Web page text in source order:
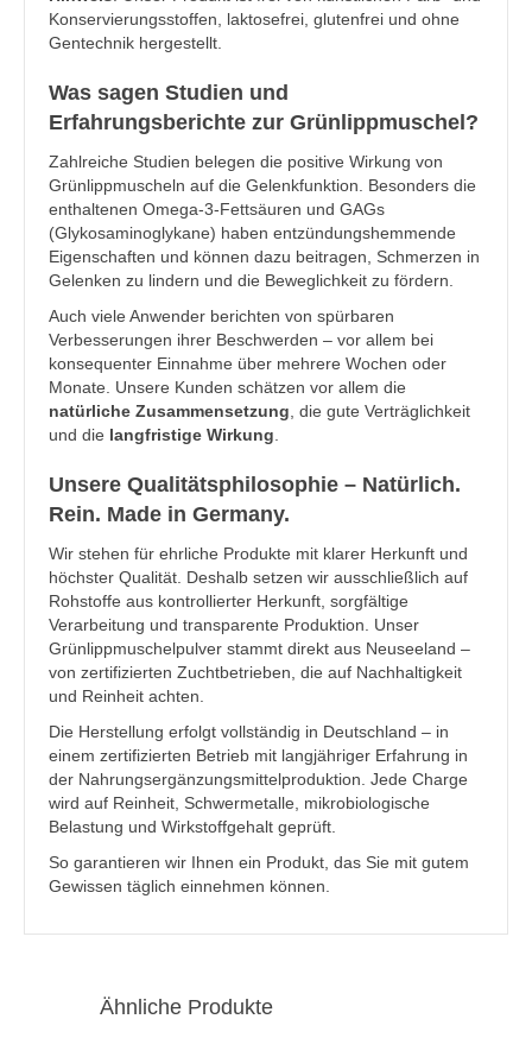
Konservierungsstoffen, laktosefrei, glutenfrei und ohne
Gentechnik hergestellt.
Was sagen Studien und
Erfahrungsberichte zur Grünlippmuschel?
Zahlreiche Studien belegen die positive Wirkung von
Grünlippmuscheln auf die Gelenkfunktion. Besonders die
enthaltenen Omega-3-Fettsäuren und GAGs
(Glykosaminoglykane) haben entzündungshemmende
Eigenschaften und können dazu beitragen, Schmerzen in
Gelenken zu lindern und die Beweglichkeit zu fördern.
Auch viele Anwender berichten von spürbaren
Verbesserungen ihrer Beschwerden – vor allem bei
konsequenter Einnahme über mehrere Wochen oder
Monate. Unsere Kunden schätzen vor allem die
natürliche Zusammensetzung , die gute Verträglichkeit
und die langfristige Wirkung
Unsere Qualitätsphilosophie – Natürlich.
Rein. Made in Germany.
Wir stehen für ehrliche Produkte mit klarer Herkunft und
höchster Qualität. Deshalb setzen wir ausschließlich auf
Rohstoffe aus kontrollierter Herkunft, sorgfältige
Verarbeitung und transparente Produktion. Unser
Grünlippmuschelpulver stammt direkt aus Neuseeland –
von zertifizierten Zuchtbetrieben, die auf Nachhaltigkeit
und Reinheit achten.
Die Herstellung erfolgt vollständig in Deutschland – in
einem zertifizierten Betrieb mit langjähriger Erfahrung in
der Nahrungsergänzungsmittelproduktion. Jede Charge
wird auf Reinheit, Schwermetalle, mikrobiologische
Belastung und Wirkstoffgehalt geprüft.
So garantieren wir Ihnen ein Produkt, das Sie mit gutem
Gewissen täglich einnehmen können.
Ähnliche Produkte